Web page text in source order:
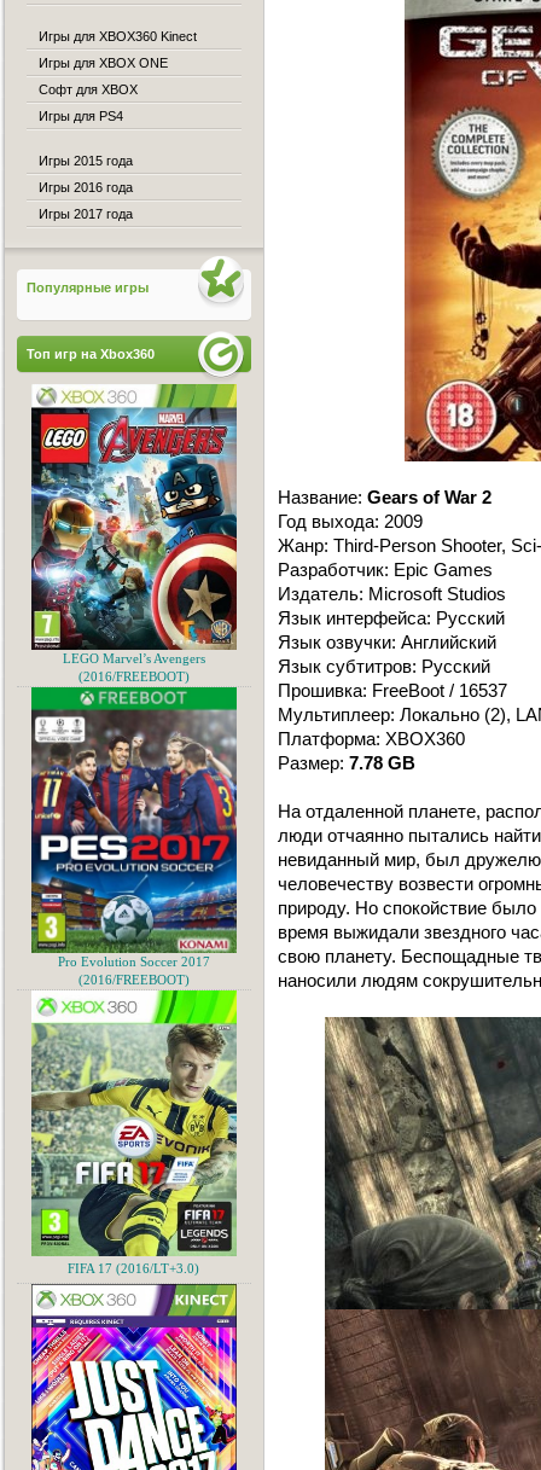
Название: Gears of War 2
Год выхода: 2009
Жанр: Third-Person Shooter,
Разработчик: Epic Games
Издатель: Microsoft Studios
Язык интерфейса: Русский
Язык озвучки: Английский
Язык субтитров: Русский
Прошивка: FreeBoot / 16537
Мультиплеер: Локально (2),
Платформа: XBOX360
Размер: 7.78 GB
На отдаленной планете,
люди отчаянно пытались
невиданный мир, был
человечеству возвести
природу. Но спокойствие
время выжидали звездного
свою планету. Беспощадные
наносили людям
Игры для XBOX360 Kinect
Игры для XBOX ONE
Софт для XBOX
Игры для PS4
Игры 2015 года
Игры 2016 года
Игры 2017 года
Популярные игры
Топ игр на Xbox360
LEGO Marvel’s Avengers
(2016/FREEBOOT)
Pro Evolution Soccer 2017
(2016/FREEBOOT)
FIFA 17 (2016/LT+3.0)